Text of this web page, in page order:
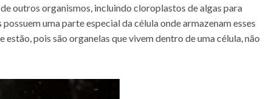
outros organismos, incluindo cloroplastos de algas para
uma parte especial da célula onde armazenam esses
pois são organelas que vivem dentro de uma célula, não